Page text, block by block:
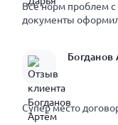
Все норм проблем с
документы
Богданов
Супер место